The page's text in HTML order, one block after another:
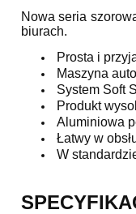
Nowa seria
biurach.
Prosta i
Maszyna
System Soft
Produkt
Aluminiowa
Łatwy w
W